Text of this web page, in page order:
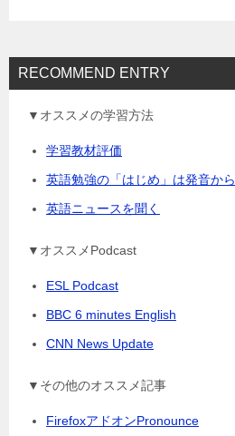
RECOMMEND ENTRY
▼オススメの学習方法
学習教材評価
英語勉強の「はじめ」は発音から
英語ニュースを聞く
▼オススメPodcast
ESL Podcast
BBC 6 minutes English
CNN News Update
▼その他のオススメ記事
FirefoxアドオンPronounce